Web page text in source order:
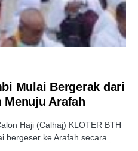
Mulai Bergerak dari
Menuju Arafah
Haji (Calhaj) KLOTER BTH
bergeser ke Arafah secara…